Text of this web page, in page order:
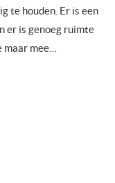
te houden. Er is een
er is genoeg ruimte
mee…